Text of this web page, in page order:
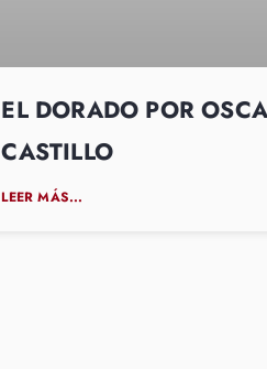
EL DORADO POR
CASTILLO
LEER MÁS...